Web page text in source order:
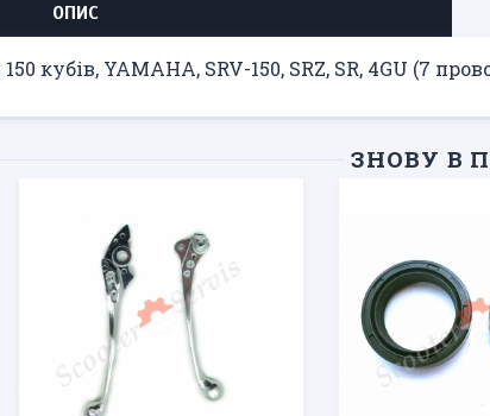
ОПИС
кубів, YAMAHA, SRV-150, SRZ, SR, 4GU (7
ЗНОВУ В